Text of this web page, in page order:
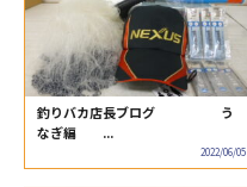
釣りバカ店長ブログ う
なぎ編 ...
2022/06/05